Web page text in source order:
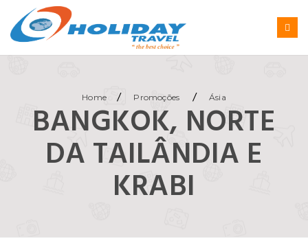
Home / Promoções / Ásia
BANGKOK, NORTE
DA TAILÂNDIA E
KRABI